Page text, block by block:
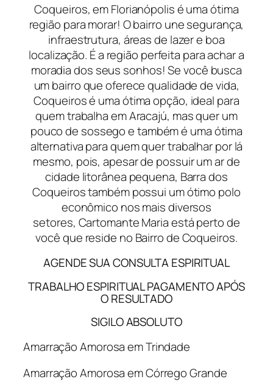
Coqueiros, em Florianópolis é uma ótima
região para morar! O bairro une segurança,
infraestrutura, áreas de lazer e boa
localização. É a região perfeita para achar a
moradia dos seus sonhos! Se você busca
um bairro que oferece qualidade de vida,
Coqueiros é uma ótima opção, ideal para
quem trabalha em Aracajú, mas quer um
pouco de sossego e também é uma ótima
alternativa para quem quer trabalhar por lá
mesmo, pois, apesar de possuir um ar de
cidade litorânea pequena, Barra dos
Coqueiros também possui um ótimo polo
econômico nos mais diversos
setores, Cartomante Maria está perto de
você que reside no Bairro de Coqueiros.
AGENDE SUA CONSULTA ESPIRITUAL
TRABALHO ESPIRITUAL PAGAMENTO APÓS
O RESULTADO
SIGILO ABSOLUTO
Amarração Amorosa em Trindade
Amarração Amorosa em Córrego Grande